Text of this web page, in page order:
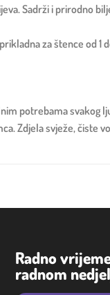
Sadrži i prirodno
za štence od
potrebama
Zdjela svježe, čiste
Radno
radnom